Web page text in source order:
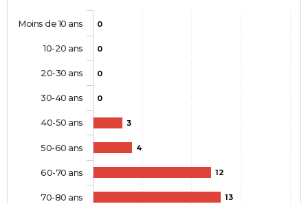
0
0
0
0
3
4
12
13
Moins de 10 ans
10-20 ans
20-30 ans
30-40 ans
40-50 ans
50-60 ans
60-70 ans
70-80 ans